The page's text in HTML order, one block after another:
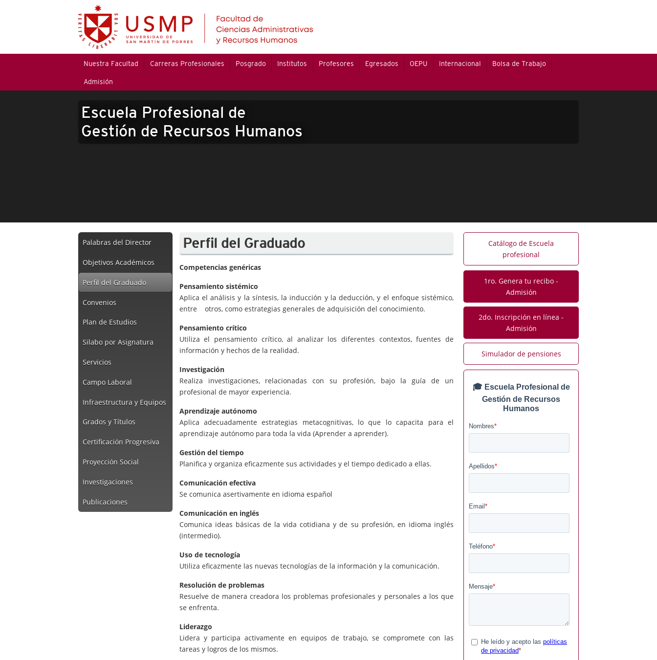
Nuestra Facultad Carreras Profesionales Posgrado Institutos Profesores Egresados OEPU Internacional Bolsa de Trabajo
Admisión
Escuela Profesional de
Gestión de Recursos Humanos
Palabras del Director
Objetivos Académicos
Perfil del Graduado
Convenios
Plan de Estudios
Silabo por Asignatura
Servicios
Campo Laboral
Infraestructura y Equipos
Grados y Títulos
Certificación Progresiva
Proyección Social
Investigaciones
Publicaciones
Perfil del Graduado
Competencias genéricas
Pensamiento sistémico
Aplica el análisis y la síntesis, la inducción y la deducción, y el enfoque sistémico,
entre otros, como estrategias generales de adquisición del conocimiento.
Pensamiento crítico
Utiliza el pensamiento crítico, al analizar los diferentes contextos, fuentes de
información y hechos de la realidad.
Investigación
Realiza investigaciones, relacionadas con su profesión, bajo la guía de un
profesional de mayor experiencia.
Aprendizaje autónomo
Aplica adecuadamente estrategias metacognitivas, lo que lo capacita para el
aprendizaje autónomo para toda la vida (Aprender a aprender).
Gestión del tiempo
Planifica y organiza eficazmente sus actividades y el tiempo dedicado a ellas.
Comunicación efectiva
Se comunica asertivamente en idioma español
Comunicación en inglés
Comunica ideas básicas de la vida cotidiana y de su profesión, en idioma inglés
(intermedio).
Uso de tecnología
Utiliza eficazmente las nuevas tecnologías de la información y la comunicación.
Resolución de problemas
Resuelve de manera creadora los problemas profesionales y personales a los que
se enfrenta.
Liderazgo
Lidera y participa activamente en equipos de trabajo, se compromete con las
tareas y logros de los mismos.
Catálogo de Escuela
profesional
1ro. Genera tu recibo -
Admisión
2do. Inscripción en línea -
Admisión
Simulador de pensiones